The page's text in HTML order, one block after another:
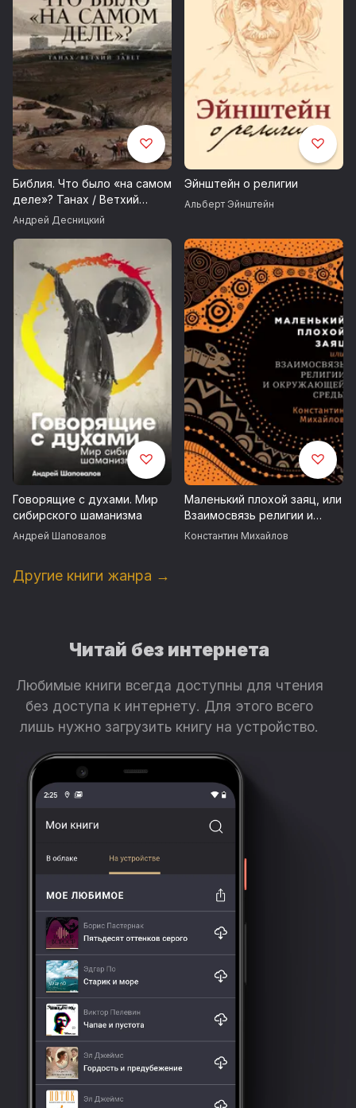
Библия. Что было «на самом
деле»? Танах / Ветхий
Завет
Андрей Десницкий
Эйнштейн о религии
Альберт Эйнштейн
Говорящие с духами. Мир
сибирского шаманизма
Андрей Шаповалов
Маленький плохой заяц, или
Взаимосвязь религии и
окружающей среды
Константин Михайлов
Другие книги жанра →
Читай без интернета
Любимые книги всегда доступны для чтения
без доступа к интернету. Для этого всего
лишь нужно загрузить книгу на устройство.